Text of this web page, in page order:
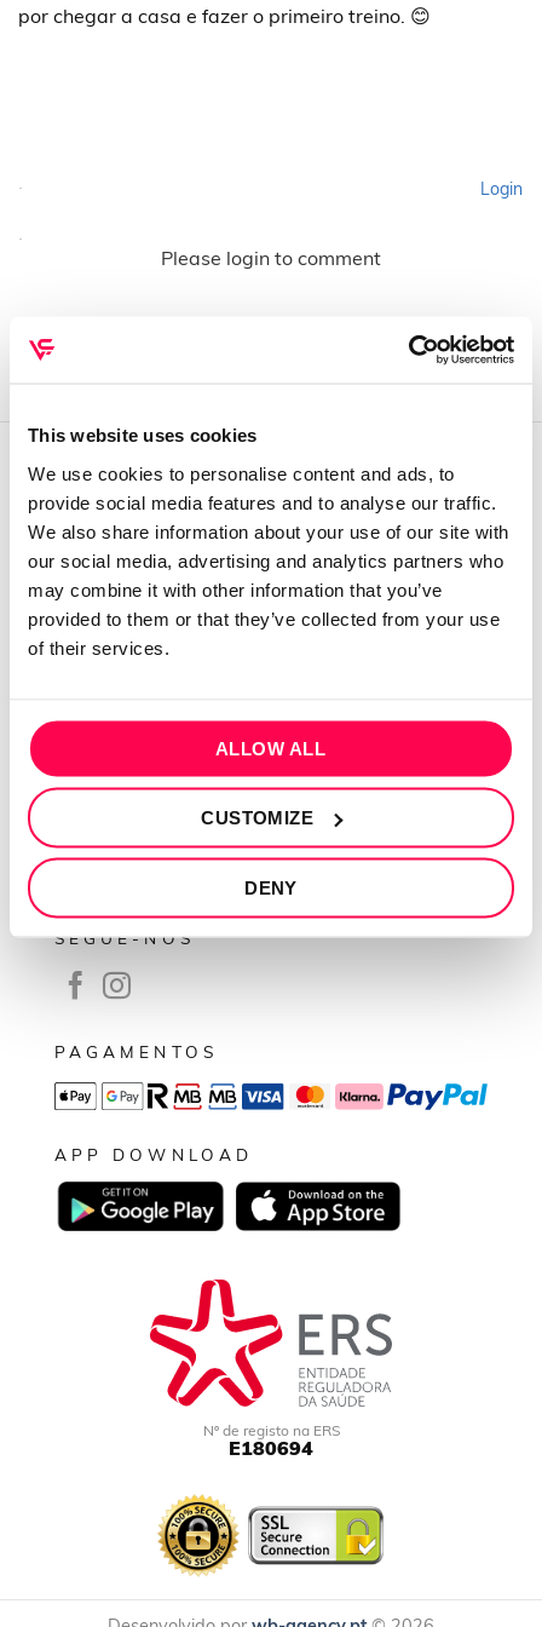
This website uses cookies
We use cookies to personalise content and ads, to
provide social media features and to analyse our traffic.
We also share information about your use of our site with
our social media, advertising and analytics partners who
may combine it with other information that you’ve
provided to them or that they’ve collected from your use
of their services.
ALLOW ALL
CUSTOMIZE
DENY
por chegar a casa e fazer o primeiro treino. 😊
Login
Please login to comment
QUEM SOMOS
Sobre mim
Conta cliente
Recuperar Password
Política de privacidade
SEGUE-NOS
PAGAMENTOS
APP DOWNLOAD
Nº de registo na ERS
E180694